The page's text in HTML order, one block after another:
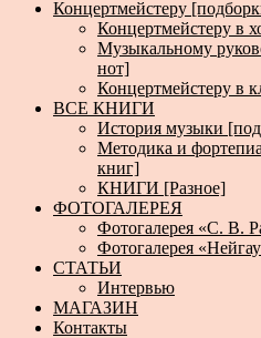
Концертмейстеру
Концертмейстеру в
Музыкальному
нот]
Концертмейстеру в
ВСЕ КНИГИ
История музыки
Методика и
книг]
КНИГИ [Разное]
ФОТОГАЛЕРЕЯ
Фотогалерея «С. В.
Фотогалерея
СТАТЬИ
Интервью
МАГАЗИН
Контакты